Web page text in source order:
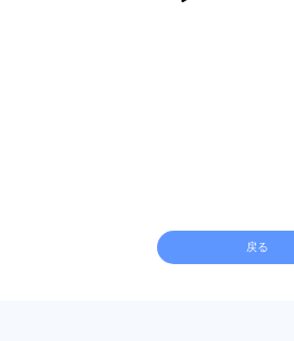
戻る